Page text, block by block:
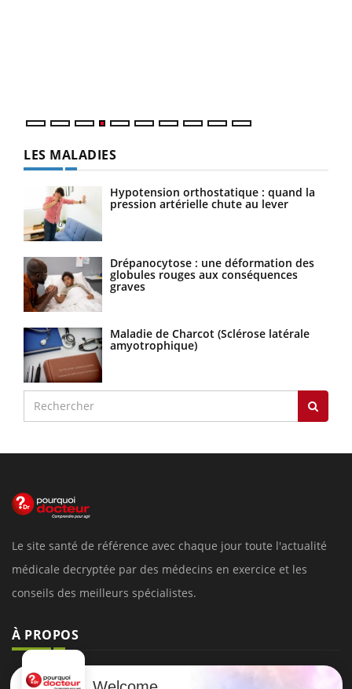
LES MALADIES
Hypotension orthostatique : quand la
pression artérielle chute au lever
Drépanocytose : une déformation des
globules rouges aux conséquences
graves
Maladie de Charcot (Sclérose latérale
amyotrophique)
Le site santé de référence avec chaque jour toute l'actualité
médicale decryptée par des médecins en exercice et les
conseils des meilleurs spécialistes.
À PROPOS
Données personnelles et cookies